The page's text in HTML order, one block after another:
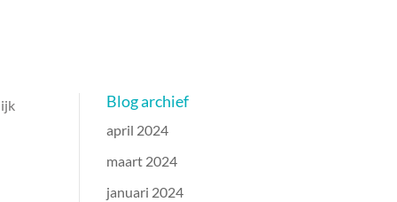
Blog archief
april 2024
maart 2024
januari 2024